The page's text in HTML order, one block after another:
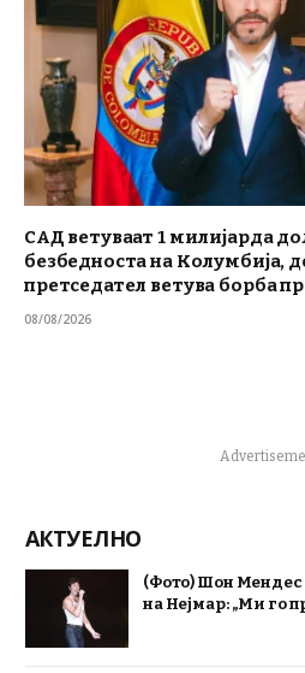
САД ветуваат 1 милијарда
безбедноста на Колумбија,
претседател ветува борба
08/08/2026
АКТУЕЛНО
(Фото) Шон Мендес
на Нејмар: „Ми го